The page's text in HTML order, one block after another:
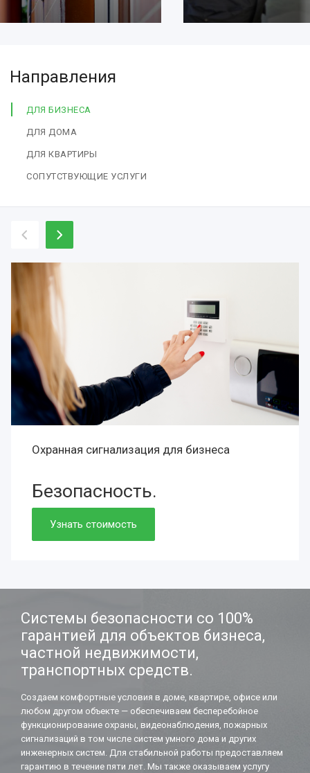
Направления
ДЛЯ БИЗНЕСА
ДЛЯ ДОМА
ДЛЯ КВАРТИРЫ
СОПУТСТВУЮЩИЕ УСЛУГИ
Охранная сигнализация для бизнеса
Безопасность.
Сохранность.Престиж.
Просто. Быстро. Доступно.
Нужно. Обязательно.
Узнать стоимость
Системы безопасности со 100%
гарантией для объектов бизнеса,
частной недвижимости,
транспортных средств.
Создаем комфортные условия в доме, квартире, офисе или
любом другом объекте — обеспечиваем бесперебойное
функционирование охраны, видеонаблюдения, пожарных
сигнализаций в том числе систем умного дома и других
инженерных систем. Для стабильной работы предоставляем
гарантию в течение пяти лет. Мы также оказываем услугу